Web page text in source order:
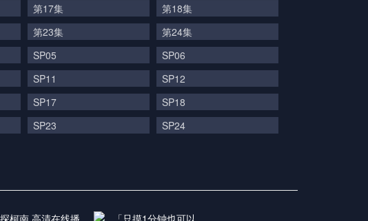
第17集
第18集
第23集
第24集
SP05
SP06
SP11
SP12
SP17
SP18
SP23 SP24